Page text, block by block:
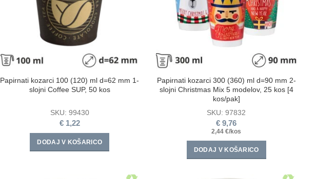
Papirnati kozarci 100 (120) ml d=62 mm 1-
slojni Coffee SUP, 50 kos
SKU: 99430
€ 1,22
DODAJ V KOŠARICO
Papirnati kozarci 300 (360) ml d=90 mm 2-
slojni Christmas Mix 5 modelov, 25 kos [4
kos/pak]
SKU:97832
€9,76
2,44 €/kos
DODAJ V KOŠARICO